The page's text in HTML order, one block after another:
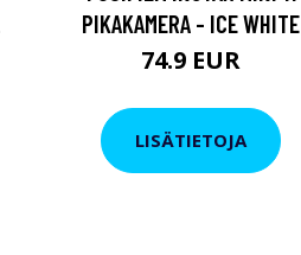
PIKAKAMERA - ICE WHITE
74.9 EUR
LISÄTIETOJA